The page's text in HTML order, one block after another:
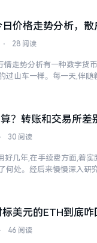
价格走势分析，
⋅ 28 阅读
情走势分析有一种数字货
过山车一样。每一天,伴
？转账和交易所差
⋅ 30 阅读
几年,在手续费方面,着
何处。经后来慢慢深入研
美元的ETH到底咋
⋅ 46 阅读